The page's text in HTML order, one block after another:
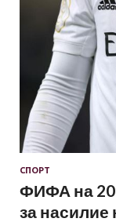
СПОРТ
ФИФА на 20
за